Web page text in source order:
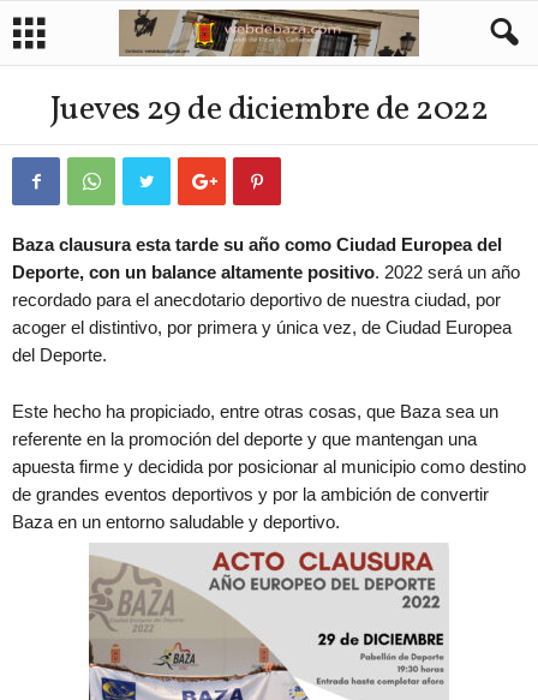
Jueves 29 de diciembre de 2022
Baza clausura esta tarde su año como Ciudad Europea del
Deporte, con un balance altamente positivo. 2022 será un año
recordado para el anecdotario deportivo de nuestra ciudad, por
acoger el distintivo, por primera y única vez, de Ciudad Europea
del Deporte.
Este hecho ha propiciado, entre otras cosas, que Baza sea un
referente en la promoción del deporte y que mantengan una
apuesta firme y decidida por posicionar al municipio como destino
de grandes eventos deportivos y por la ambición de convertir
Baza en un entorno saludable y deportivo.